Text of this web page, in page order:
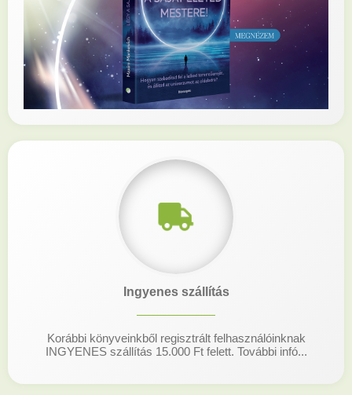
Ingyenes szállítás
Korábbi könyveinkből regisztrált felhasználóinknak
INGYENES szállítás 15.000 Ft felett. További infó...